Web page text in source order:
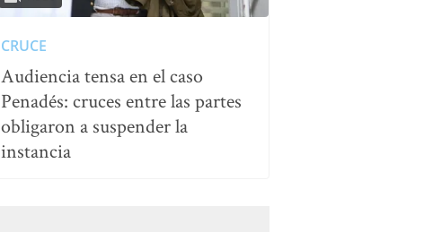
CRUCE
Audiencia tensa en el caso
Penadés: cruces entre las partes
obligaron a suspender la
instancia